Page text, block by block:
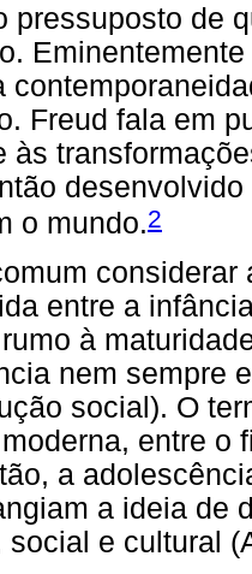
pressuposto de
Freud fala em
às
o mundo.2
entre a
à
nem sempre
social). O
entre o
a
a ideia de
social e cultural